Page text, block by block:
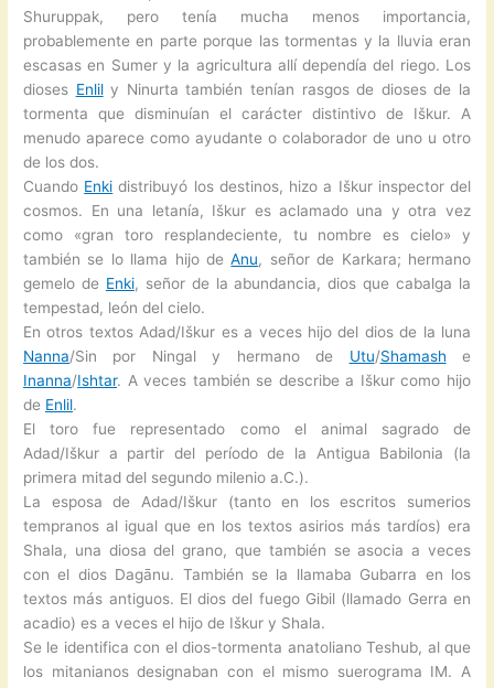
Shuruppak, pero tenía mucha menos importancia,
probablemente en parte porque las tormentas y la lluvia eran
escasas en Sumer y la agricultura allí dependía del riego. Los
dioses Enlily Ninurta también tenían rasgos de dioses de la
tormenta que disminuían el carácter distintivo de Iškur. A
menudo aparece como ayudante o colaborador de uno u otro
de los dos.
Cuando Enki distribuyó los destinos, hizo a Iškur inspector del
cosmos. En una letanía, Iškur es aclamado una y otra vez
como «gran toro resplandeciente, tu nombre es cielo» y
también se lo llama hijo deAnu, señor de Karkara; hermano
gemelo de Enki, señor de la abundancia, dios que cabalga la
tempestad, león del cielo.
En otros textos Adad/Iškur es a veces hijo del dios de la luna
Nanna/Sin por Ningal y hermano de Utu/Shamash e
Inanna/Ishtar. A veces también se describe a Iškur como hijo
de Enlil.
El toro fue representado como el animal sagrado de
Adad/Iškur a partir del período de la Antigua Babilonia (la
primera mitad del segundo milenio a.C.).
La esposa de Adad/Iškur (tanto en los escritos sumerios
tempranos al igual que en los textos asirios más tardíos) era
Shala, una diosa del grano, que también se asocia a veces
con el dios Dagānu. También se la llamaba Gubarra en los
textos más antiguos. El dios del fuego Gibil (llamado Gerra en
acadio) es a veces el hijo de Iškur y Shala.
Se le identifica con el dios-tormenta anatoliano Teshub, al que
los mitanianos designaban con el mismo suerograma IM. A